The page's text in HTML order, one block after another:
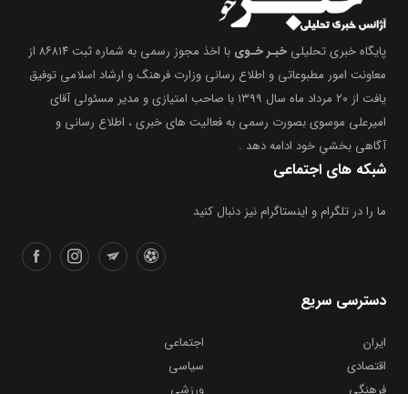
پایگاه خبری تحلیلی خبـر خـوی
با اخذ مجوز رسمی به شماره ثبت ۸۶۸۱۴ از
معاونت امور مطبوعاتی و اطلاع رسانی وزارت فرهنگ و ارشاد اسلامی توفیق
یافت از ۲۰ مرداد ماه سال ۱۳۹۹ با صاحب امتیازی و مدیر مسئولی آقای
امیرعلی موسوی بصورت رسمی به فعالیت های خبری ، اطلاع رسانی و
آگاهی بخشیِ خود ادامه دهد .
شبکه های اجتماعی
ما را در تلگرام و اینستاگرام نیز دنبال کنید
دسترسی سریع
ایران
اجتماعی
اقتصادی
سیاسی